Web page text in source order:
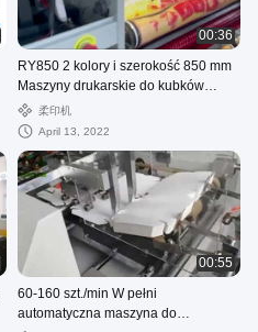
00:36
RY850 2 kolory i szerokość 850 mm
Maszyny drukarskie do kubków
papierowych do kubków
papierowych
柔印机
April 13, 2022
00:55
60-160 szt./min W pełni
automatyczna maszyna do